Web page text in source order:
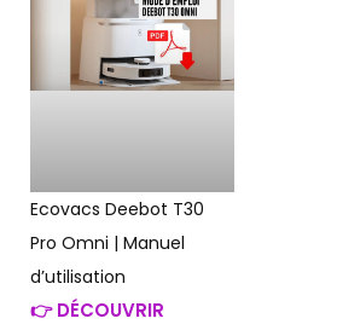
Ecovacs Deebot T30
Pro Omni | Manuel
d’utilisation
👉 DÉCOUVRIR